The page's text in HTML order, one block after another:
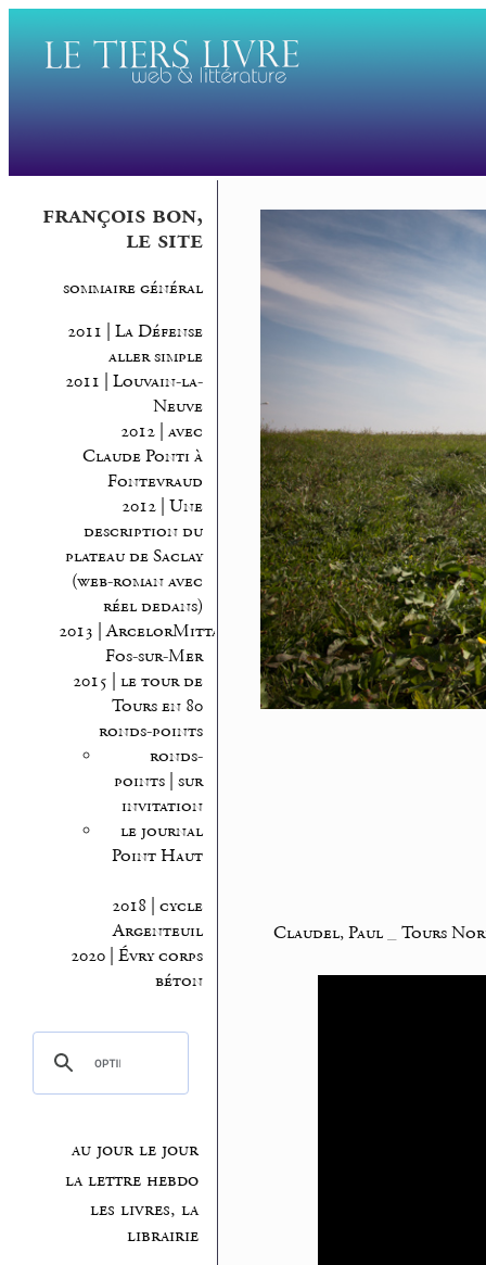
françois bon,
le site
sommaire général
2011 | La Défense
aller simple
2011 | Louvain-la-
Neuve
2012 | avec
Claude Ponti à
Fontevraud
2012 | Une
description du
plateau de Saclay
(web-roman avec
réel dedans)
2013 | ArcelorMittal
Fos-sur-Mer
2015 | le tour de
Tours en 80
ronds-points
ronds-
points | sur
invitation
le journal
Point Haut
2018 | cycle
Argenteuil
2020 | Évry corps
béton
au jour le jour
la lettre hebdo
les livres, la
librairie
Claudel, Paul_ Tours